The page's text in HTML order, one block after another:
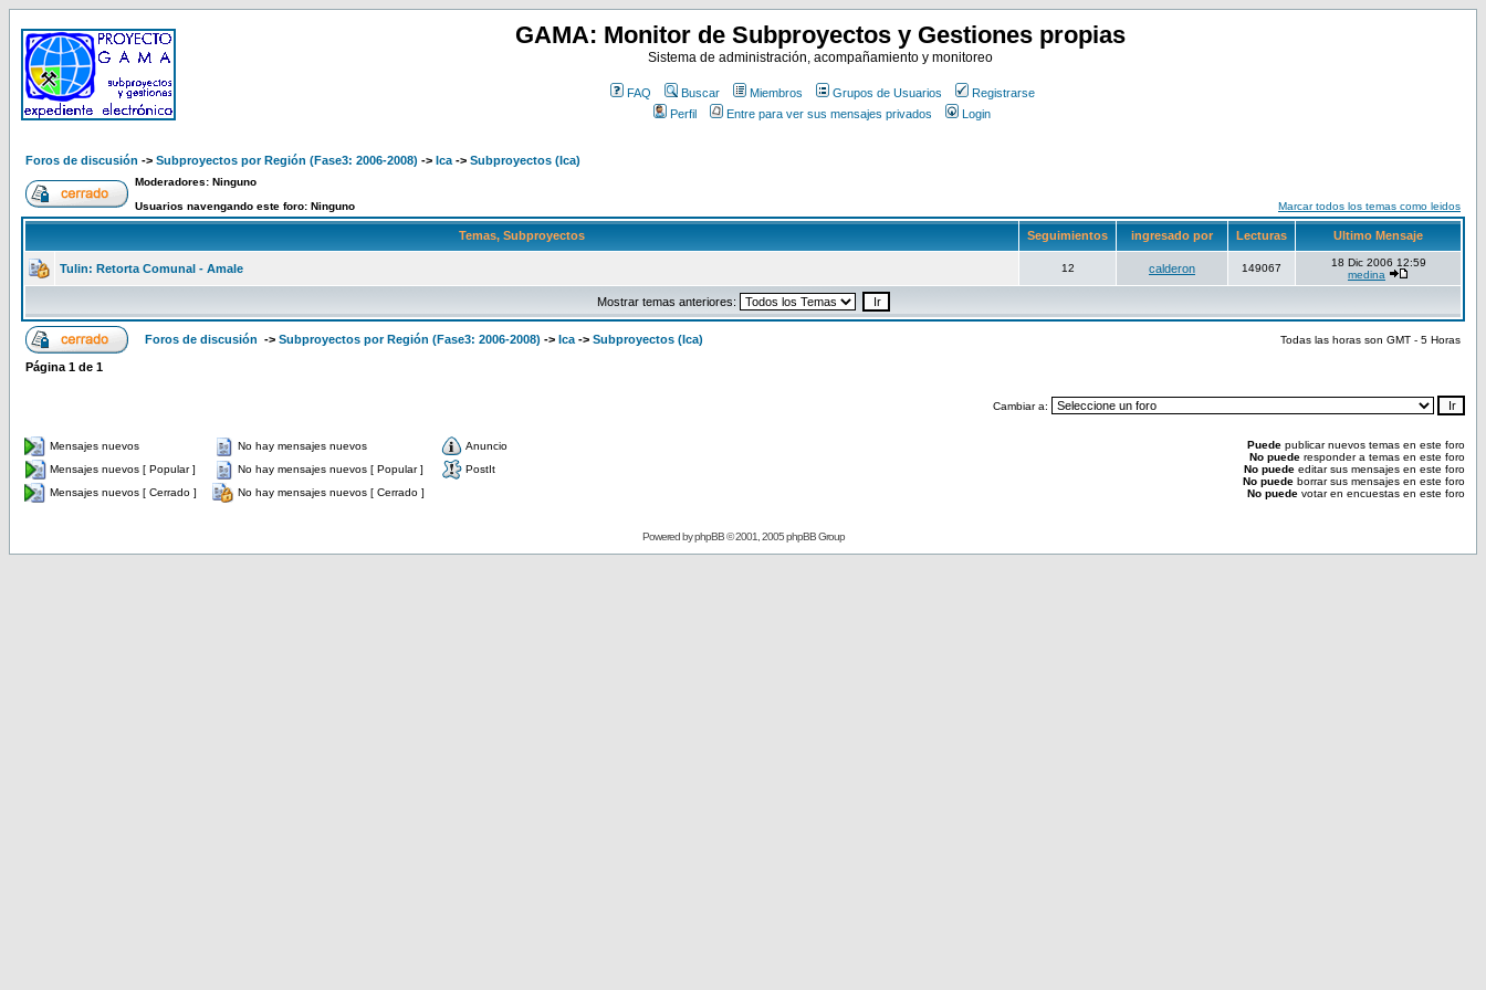
GAMA: Monitor de Subproyectos y Gestiones propias
Sistema de administración, acompañamiento y monitoreo
FAQ Buscar Miembros Grupos de Usuarios
Registrarse
Perfil
Entre para ver sus mensajes privados Login
Foros de discusión -> Subproyectos por Región (Fase3: 2006-2008) -> Ica -> Subproyectos (Ica)
Moderadores: Ninguno
Usuarios navengando este foro: Ninguno
Marcar todos los temas como leidos
Temas, Subproyectos Seguimientos ingresado por Lecturas Ultimo Mensaje
Tulin: Retorta Comunal - Amale 12 calderon 149067
18 Dic 2006 12:59
medina
Mostrar temas anteriores:
Foros de discusión -> Subproyectos por Región (Fase3: 2006-2008) -> Ica -> Subproyectos (Ica) Todas las horas son GMT - 5 Horas
Página 1 de 1
Cambiar a:
Mensajes nuevos No hay mensajes nuevos
Anuncio
Mensajes nuevos [ Popular ]
No hay mensajes nuevos [ Popular ]
PostIt
Mensajes nuevos [ Cerrado ]
No hay mensajes nuevos [ Cerrado ]
Puede publicar nuevos temas en este foro
No puede responder a temas en este foro
No puede editar sus mensajes en este foro
No puede borrar sus mensajes en este foro
No puede votar en encuestas en este foro
Powered byphpBB© 2001, 2005 phpBB Group